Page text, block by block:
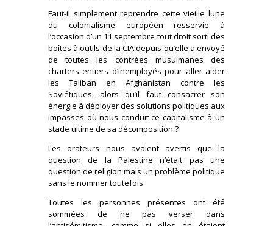
Faut-il simplement reprendre cette vieille lune
du colonialisme européen resservie à
l’occasion d’un 11 septembre tout droit sorti des
boîtes à outils de la CIA depuis qu’elle a envoyé
de toutes les contrées musulmanes des
charters entiers d’inemployés pour aller aider
les Taliban en Afghanistan contre les
Soviétiques, alors qu’il faut consacrer son
énergie à déployer des solutions politiques aux
impasses où nous conduit ce capitalisme à un
stade ultime de sa décomposition ?
Les orateurs nous avaient avertis que la
question de la Palestine n’était pas une
question de religion mais un problème politique
sans le nommer toutefois.
Toutes les personnes présentes ont été
sommées de ne pas verser dans